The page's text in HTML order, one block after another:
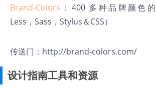
Brand-Colors ：400 多种品牌颜色的
Less，Sass，Stylus＆CSS）
传送门： http://brand-colors.com/
设计指南工具和资源